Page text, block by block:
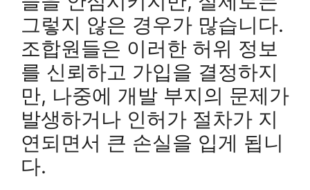
그렇지 않은 경우가 많습니다.
조합원들은 이러한 허위 정보
를 신뢰하고 가입을 결정하지
만, 나중에 개발 부지의 문제가
발생하거나 인허가 절차가 지
연되면서 큰 손실을 입게 됩니
다.